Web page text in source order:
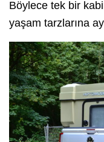
Böylece tek bir
yaşam tarzlarına